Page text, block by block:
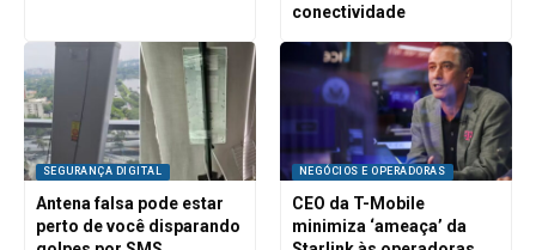
conectividade
SEGURANÇA DIGITAL
Antena falsa pode estar
perto de você disparando
NEGÓCIOS E OPERADORAS
CEO da T-Mobile
minimiza ‘ameaça’ da